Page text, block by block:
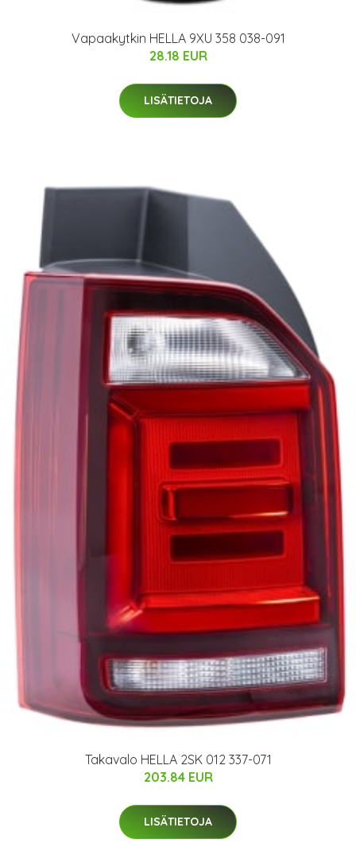
Vapaakytkin HELLA 9XU 358 038-091
28.18 EUR
LISÄTIETOJA
Takavalo HELLA 2SK 012 337-071
203.84 EUR
LISÄTIETOJA